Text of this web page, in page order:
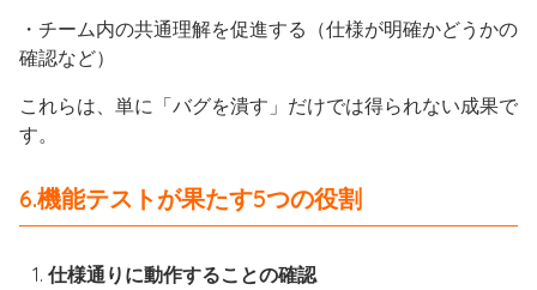
・チーム内の共通理解を促進する（仕様が明確かどうかの
確認など）
これらは、単に「バグを潰す」だけでは得られない成果で
す。
6.機能テストが果たす5つの役割
仕様通りに動作することの確認